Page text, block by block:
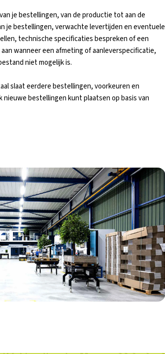
je bestellingen, van de productie tot aan de
je bestellingen, verwachte levertijden en eventuele
technische specificaties bespreken of een
wanneer een afmeting of aanleverspecificatie,
niet mogelijk is.
slaat eerdere bestellingen, voorkeuren en
bestellingen kunt plaatsen op basis van